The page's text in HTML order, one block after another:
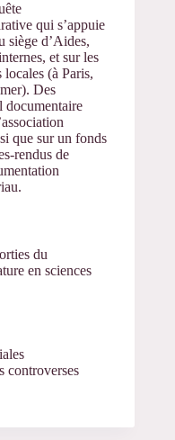
qui s’appuie
siège d’Aides,
et sur les
(à Paris,
Des
documentaire
que sur un fonds
rendus de
du
en sciences
controverses